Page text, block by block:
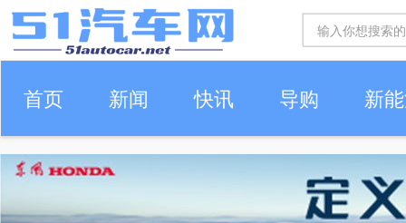
首页 新闻 快讯 导购 新
车生活